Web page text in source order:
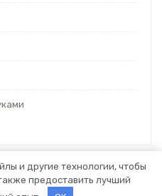
и другие технологии, чтобы
предоставить лучший